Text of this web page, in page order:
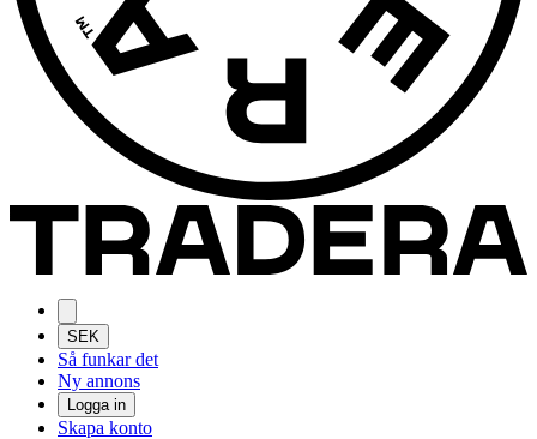
SEK
Så funkar det
Ny annons
Logga in
Skapa konto